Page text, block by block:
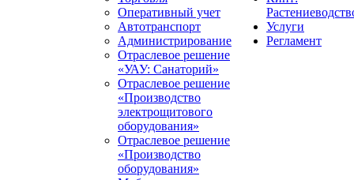
Оперативный учет
Автотранспорт
Администрирование
Отраслевое решение
«УАУ: Санаторий»
Отраслевое решение
«Производство
электрощитового
оборудования»
Отраслевое решение
«Производство
оборудования»
Услуги
Регламент